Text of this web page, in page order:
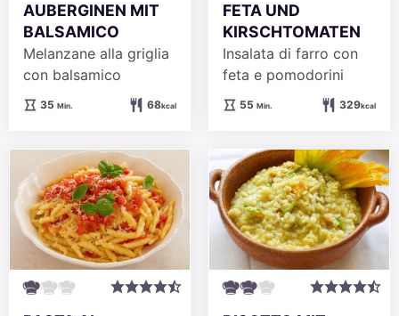
AUBERGINEN MIT
BALSAMICO
Melanzane alla griglia
con balsamico
35Minuten
Min. 68kcal
FETA UND
KIRSCHTOMATEN
Insalata di farro con
feta e pomodorini
55Minuten
Min. 329kcal